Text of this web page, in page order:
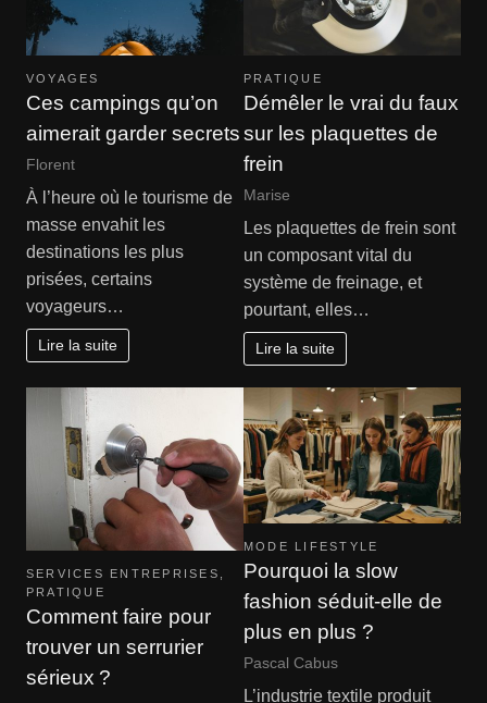
VOYAGES
Ces campings qu’on
aimerait garder secrets
Florent
À l’heure où le tourisme de
masse envahit les
destinations les plus
prisées, certains
voyageurs…
Lire la suite
PRATIQUE
Démêler le vrai du faux
sur les plaquettes de
frein
Marise
Les plaquettes de frein sont
un composant vital du
système de freinage, et
pourtant, elles…
Lire la suite
SERVICES ENTREPRISES
PRATIQUE
Comment faire pour
trouver un serrurier
sérieux ?
MODE LIFESTYLE
Pourquoi la slow
fashion séduit-elle de
plus en plus ?
Pascal Cabus
L’industrie textile produit